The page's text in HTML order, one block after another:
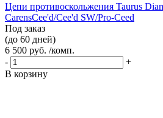
Цепи противоскольжения Taurus
CarensCee'd/Cee'd SW/Pro-Ceed
Под заказ
(до 60 дней)
6 500 руб. /комп.
-
+
В корзину